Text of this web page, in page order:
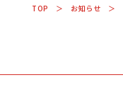
TOP お知らせ